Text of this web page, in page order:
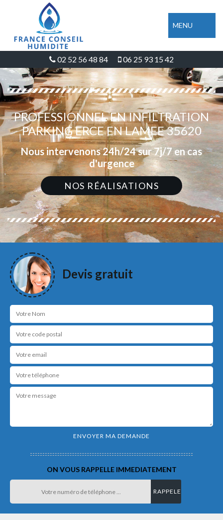
MENU
02 52 56 48 84 06 25 93 15 42
PROFESSIONNEL EN INFILTRATION
PARKING ERCE EN LAMEE 35620
Nous intervenons 24h/24 sur 7j/7 en cas
d'urgence
NOS RÉALISATIONS
Devis gratuit
ON VOUS RAPPELLE IMMEDIATEMENT